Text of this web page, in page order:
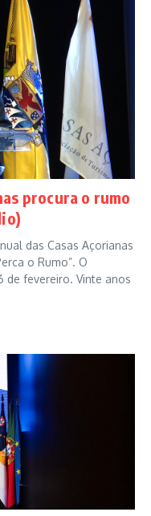
procura o rumo
das Casas Açorianas
o Rumo”. O
de fevereiro. Vinte anos